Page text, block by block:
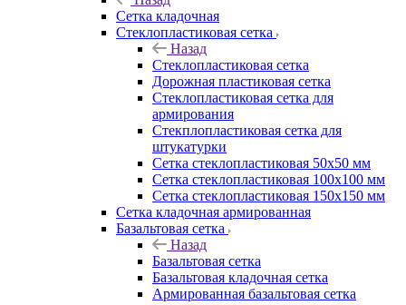
Сетка кладочная
Стеклопластиковая сетка
Назад
Стеклопластиковая сетка
Дорожная пластиковая сетка
Стеклопластиковая сетка для
армирования
Стекплопластиковая сетка для
штукатурки
Сетка стеклопластиковая 50x50 мм
Сетка стеклопластиковая 100x100 мм
Сетка стеклопластиковая 150x150 мм
Сетка кладочная армированная
Базальтовая сетка
Назад
Базальтовая сетка
Базальтовая кладочная сетка
Армированная базальтовая сетка